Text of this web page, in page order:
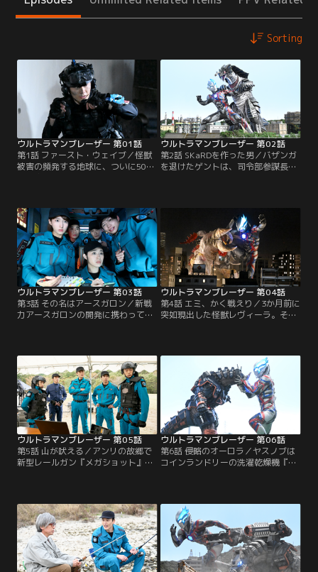
Sorting
ウルトラマンブレーザー 第01話
第1話 ファースト・ウェイブ／怪獣
被害の頻発する地球に、ついに50m
絶体絶命の危機に直面する。部下を
救うため単身飛び出したゲントの腕
に現れるブレーザーブレス。光に導
かれ、今、ウルトラマンへと変身す
る…！
ウルトラマンブレーザー 第02話
第2話 SKaRDを作った男／バザンガ
を退けたゲントは、司令部参謀長・
エミ、テルアキ、アンリ…合流した
のはひとくせもふたくせもある隊員
たち。そんな折に飛び込んでくるゲ
ードス現出の知らせ。人員も装備も
整っていない中、SKaRDの初任務が
始まろうと…。
ウルトラマンブレーザー 第03話
第3話 その名はアースガロン／新戦
力アースガロンの開発に携わってい
たなエネルギー源の貯蔵タンクが一
夜にして空になるという怪現象が、
世界各国で発生しているとの情報
が…。原因は怪獣であると踏んだ
SKaRDは、満を持してアースガロン
を戦場に投入する。
ウルトラマンブレーザー 第04話
第4話 エミ、かく戦えり／3か月前に
突如現出した怪獣レヴィーラ。その
あった。だが、謎多きこの怪獣とノ
ヴァイオ社との間には不可解な繋が
りが…。真相を探るべく、エミはノ
ヴァイオ社社長の曾根崎のもとで潜
入捜査を行う。
ウルトラマンブレーザー 第05話
第5話 山が吠える／アンリの故郷で
新型レールガン『メガショット』の
祠が撤去されたことにより、地元に
伝わる守り神・ドルゴが目覚めてし
まうと言って演習中止を訴えるミズ
ホだが、アンリは信じることができ
ない。しかし演習中に大きな地動が
あり…？！
ウルトラマンブレーザー 第06話
第6話 侵略のオーロラ／ヤスノブは
コインランドリーの洗濯乾燥機『ク
ラ光線』で機械を操ることができ、
世間で頻発する自動車や飛行機の暴
走事故を引き起こした張本人であっ
た。さらに『オーロラ光線』をアー
スガロンに照射済みだった！それを
知ったヤスノブは…。